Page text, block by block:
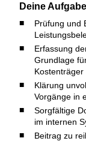
Deine
Prüfung und
Erfassung
Grundlage
Kostenträger
Klärung
Vorgänge in
Sorgfältige
im internen
Beitrag zu